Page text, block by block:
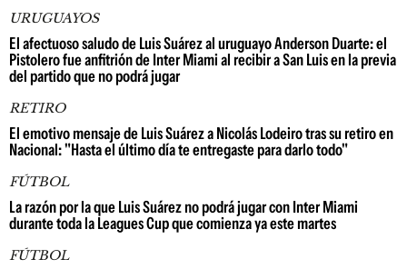
URUGUAYOS
El afectuoso saludo de Luis Suárez al uruguayo Anderson Duarte: el
Pistolero fue anfitrión de Inter Miami al recibir a San Luis en la previa
del partido que no podrá jugar
RETIRO
El emotivo mensaje de Luis Suárez a Nicolás Lodeiro tras su retiro en
Nacional: "Hasta el último día te entregaste para darlo todo"
FÚTBOL
La razón por la que Luis Suárez no podrá jugar con Inter Miami
durante toda la Leagues Cup que comienza ya este martes
FÚTBOL